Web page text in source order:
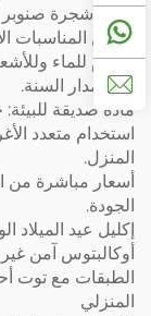
إكليل شجرة
لتزيين المناسبات
مقاوم للماء
على مدار السنة.
مادة صديقة
استخدام متعدد
المنزل.
أسعار مباشرة من
الجودة.
إكليل عيد الميلاد
أوكالبتوس آمن
الطبقات مع توت
المنزلي